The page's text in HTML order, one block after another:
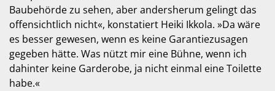
Baubehörde zu sehen, aber andersherum gelingt das
offensichtlich nicht«, konstatiert Heiki Ikkola. »Da wäre
es besser gewesen, wenn es keine Garantiezusagen
gegeben hätte. Was nützt mir eine Bühne, wenn ich
dahinter keine Garderobe, ja nicht einmal eine Toilette
habe.«